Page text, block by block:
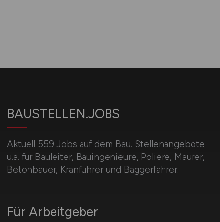
BAUSTELLEN.JOBS
Aktuell 559 Jobs auf dem Bau. Stellenangebote
u.a. für Bauleiter, Bauingenieure, Poliere, Maurer,
Betonbauer, Kranführer und Baggerfahrer.
Für Arbeitgeber